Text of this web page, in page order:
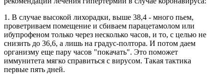
1. В случае высокой лихорадки, выше 38,4 - много пьем,
проветриваем помещение и сбиваем парацетамолом или
ибупрофеном только через несколько часов, и то, с целью не
снизить до 36,6, а лишь на градус-полтора. И потом даем
организму еще пару часов "покачать". Это поможет
иммунитета мягко справиться с вирусом. Такая тактика
первые пять дней.